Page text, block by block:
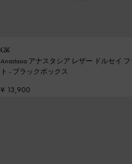
Anastasia アナスタシア レザー ドルセイ フ
ト - ブラックボックス
¥ 13,900